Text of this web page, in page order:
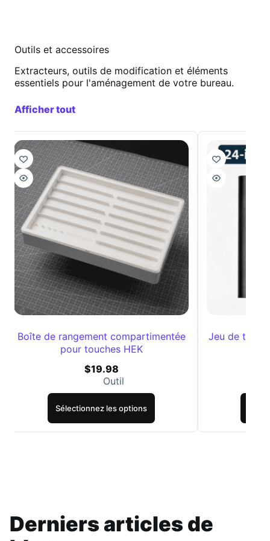
Outils et accessoires
Extracteurs, outils de modification et éléments
essentiels pour l'aménagement de votre bureau.
Afficher tout
Boîte de rangement compartimentée
pour touches HEK
$19.98
Outil
Sélectionnez les options
Jeu de
Derniers articles de